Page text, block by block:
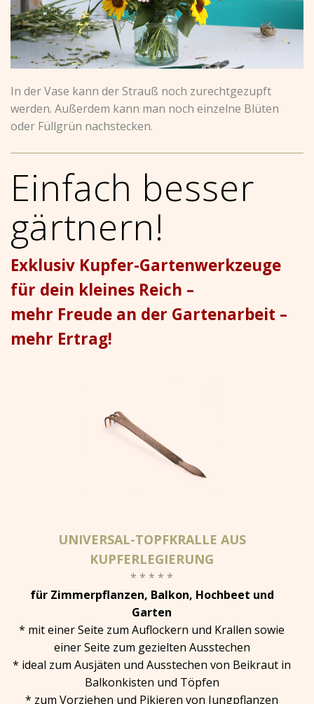
In der Vase kann der Strauß noch zurechtgezupft
werden. Außerdem kann man noch einzelne Blüten
oder Füllgrün nachstecken.
Einfach besser
gärtnern!
Exklusiv Kupfer-Gartenwerkzeuge
für dein kleines Reich –
mehr Freude an der Gartenarbeit –
mehr Ertrag!
UNIVERSAL-TOPFKRALLE AUS
KUPFERLEGIERUNG
* * * * *
für Zimmerpflanzen, Balkon, Hochbeet und
Garten
* mit einer Seite zum Auflockern und Krallen sowie
einer Seite zum gezielten Ausstechen
* ideal zum Ausjäten und Ausstechen von Beikraut in
Balkonkisten und Töpfen
* zum Vorziehen und Pikieren von Jungpflanzen